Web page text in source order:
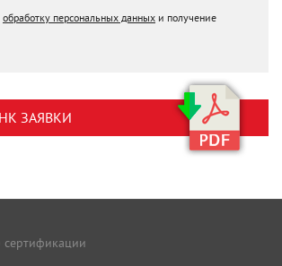
обработку персональных данных и получение
ЗАЯВКИ